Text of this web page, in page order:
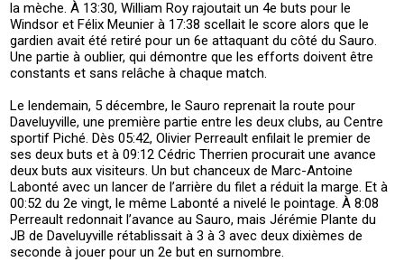
la mèche. À 13:30, William Roy rajoutait un 4e buts pour le
Windsor et Félix Meunier à 17:38 scellait le score alors que le
gardien avait été retiré pour un 6e attaquant du côté du Sauro.
Une partie à oublier, qui démontre que les efforts doivent être
constants et sans relâche à chaque match.
Le lendemain, 5 décembre, le Sauro reprenait la route pour
Daveluyville, une première partie entre les deux clubs, au Centre
sportif Piché. Dès 05:42, Olivier Perreault enfilait le premier de
ses deux buts et à 09:12 Cédric Therrien procurait une avance
deux buts aux visiteurs. Un but chanceux de Marc-Antoine
Labonté avec un lancer de l’arrière du filet a réduit la marge. Et à
00:52 du 2e vingt, le même Labonté a nivelé le pointage. À 8:08
Perreault redonnait l’avance au Sauro, mais Jérémie Plante du
JB de Daveluyville rétablissait à 3 à 3 avec deux dixièmes de
seconde à jouer pour un 2e but en surnombre.